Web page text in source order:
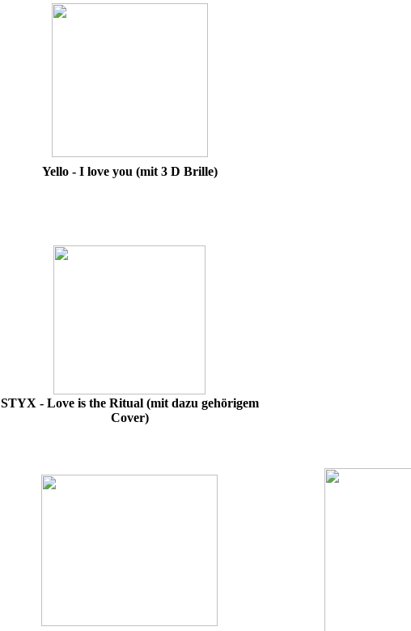
Yello - I love you (mit 3 D Brille)
STYX - Love is the Ritual (mit dazu gehörigem
Cover)